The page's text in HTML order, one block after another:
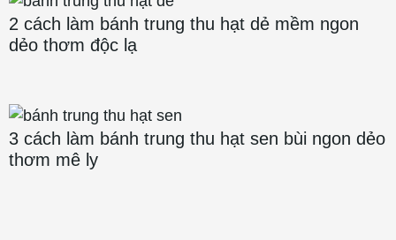
2 cách làm bánh trung thu hạt dẻ mềm ngon
dẻo thơm độc lạ
3 cách làm bánh trung thu hạt sen bùi ngon dẻo
thơm mê ly